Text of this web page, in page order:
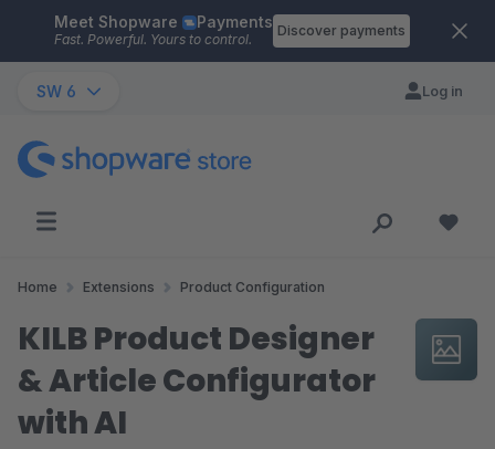
Skip to main content
Meet Shopware Payments
Fast. Powerful. Yours to control.
Discover payments
SW 6 Log in
Home Extensions Product Configuration
KILB Product Designer
& Article Configurator
with AI